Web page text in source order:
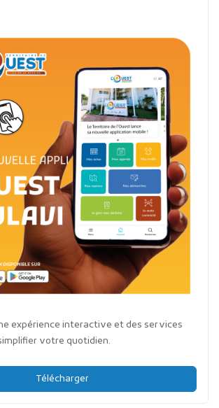
expérience interactive et des services
votre quotidien.
Télécharger